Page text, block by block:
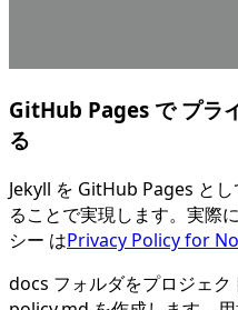
GitHub Pages で プラ
る
Jekyll を GitHub Pages と
ることで実現します。実際
シー はPrivacy Policy for
docs フォルダをプロジェ